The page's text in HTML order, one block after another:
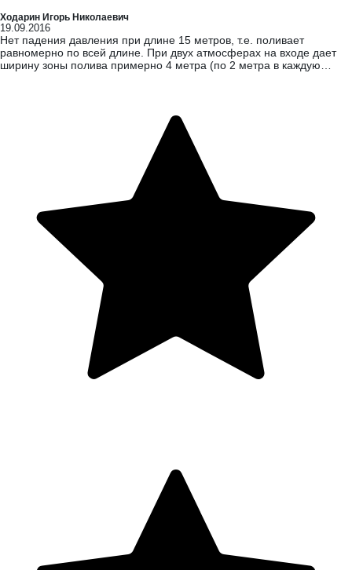
Ходарин Игорь Николаевич
19.09.2016
Нет падения давления при длине 15 метров, т.е. поливает
равномерно по всей длине. При двух атмосферах на входе дает
ширину зоны полива примерно 4 метра (по 2 метра в каждую